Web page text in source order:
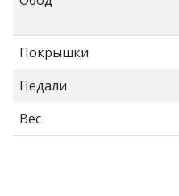
Покрышки
Педали
Вес